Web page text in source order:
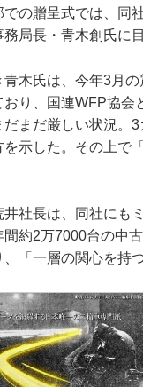
での贈呈式では、同
局長・青木創氏に目
青木氏は、今年3月
おり、国連WFP協会
だまだ厳しい状況。
を示した。その上で
井社長は、同社にも
間約2万7000台の中
「一層の関心を持